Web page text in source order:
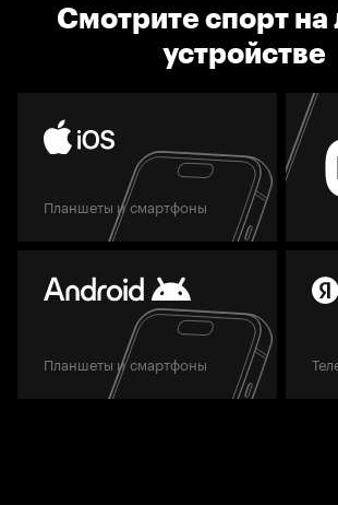
Смотрите спорт
устройстве
Планшеты и смартфоны
Планшеты и смартфоны